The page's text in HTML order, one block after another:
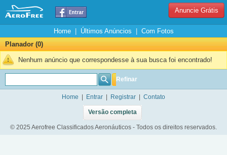
Anuncie Grátis
Home| Últimos Anúncios
Com Fotos
Planador (0)
Nenhum anúncio que correspondesse à sua busca foi encontrado!
Refinar
Home Entrar Registrar Contato
Versão completa
© 2025 Aerofree Classificados Aeronáuticos - Todos os direitos reservados.